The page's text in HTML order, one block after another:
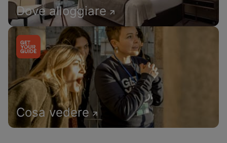
Dove alloggiare
Cosa vedere